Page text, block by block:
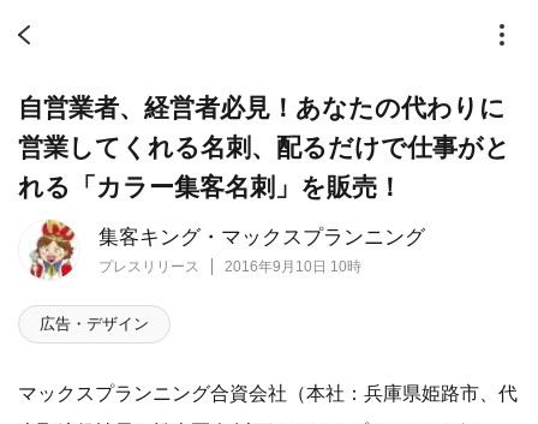
集客キング・マックスプランニング
プレスリリース 2016年9月10日 10時
自営業者、経営者必見！あなたの代わりに
営業してくれる名刺、配るだけで仕事がと
れる「カラー集客名刺」を販売！
広告・デザイン
マックスプランニング合資会社（本社：兵庫県姫路市、代